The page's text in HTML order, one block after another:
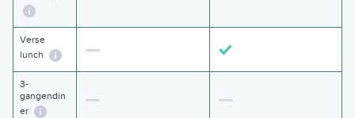
Verse
lunch
3-
gangendin
er